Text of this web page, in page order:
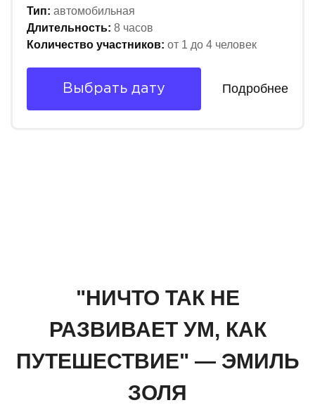
Тип: автомобильная
Длительность: 8 часов
Количество участников: от 1 до 4 человек
Выбрать дату Подробнее
"НИЧТО ТАК НЕ
РАЗВИВАЕТ УМ, КАК
ПУТЕШЕСТВИЕ" — ЭМИЛЬ
ЗОЛЯ